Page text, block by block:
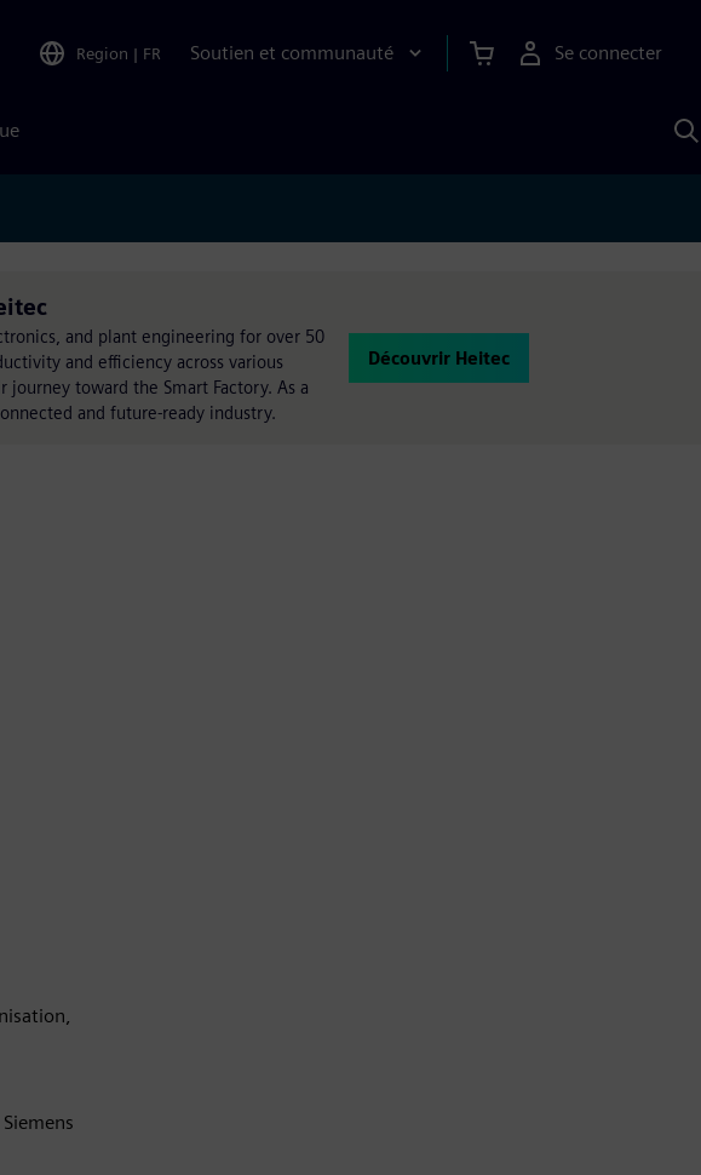
Region | FR Soutien et communauté Se connecter
and plant engineering for over 50
and efficiency across various
toward the Smart Factory. As a
and future-ready industry.
Découvrir Heitec